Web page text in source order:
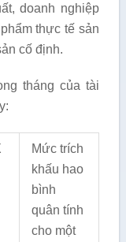
doanh nghiệp
thực tế sản
cố định.
tháng của tài
Mức trích
khấu hao
bình
quân tính
cho một